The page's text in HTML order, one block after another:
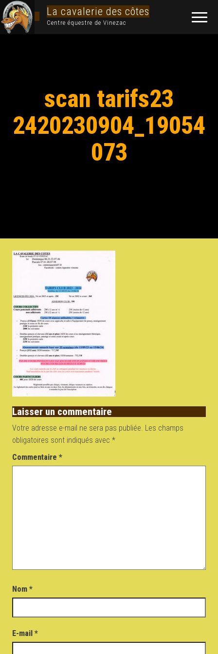
La cavalerie des côtes
Centre équestre de Vinezac
scan tarifs23
2420230904_19054
073
Laisser un commentaire
Votre adresse e-mail ne sera pas publiée. Les champs
obligatoires sont indiqués avec *
Commentaire *
Nom *
E-mail *